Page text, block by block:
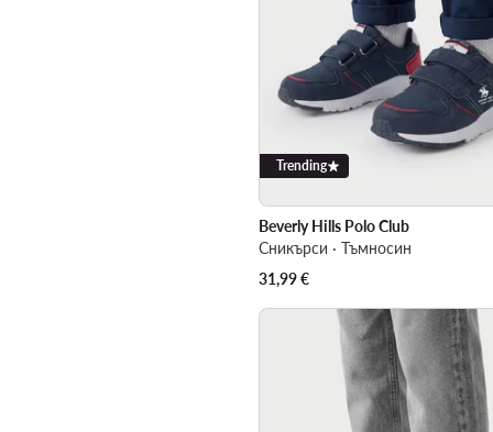
Trending
Beverly Hills Polo Club
Сникърси · Тъмносин
31,99€